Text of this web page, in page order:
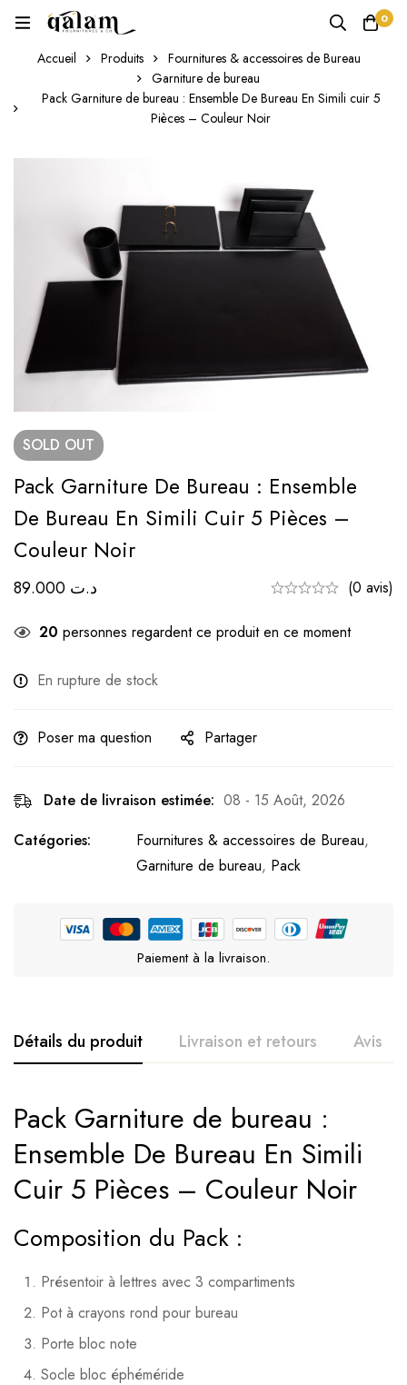
0
Accueil Produits
Fournitures & accessoires de Bureau
Garniture de bureau
Pack Garniture de bureau : Ensemble De Bureau En Simili cuir 5
Pièces – Couleur Noir
SOLD OUT
Pack Garniture De Bureau : Ensemble
De Bureau En Simili Cuir 5 Pièces –
Couleur Noir
د.ت (0 avis)
20 personnes regardent ce produit en ce moment
En rupture de stock
Poser ma question Partager
Date de livraison estimée: 08 - 15 Août, 2026
Catégories:
Fournitures & accessoires de Bureau,
Garniture de bureau, Pack
Paiement à la livraison.
Détails du produit Livraison et retours Avis
Pack Garniture de bureau :
Ensemble De Bureau En Simili
Cuir 5 Pièces – Couleur Noir
Composition du Pack :
Présentoir à lettres avec 3 compartiments
Pot à crayons rond pour bureau
Porte bloc note
Socle bloc éphéméride